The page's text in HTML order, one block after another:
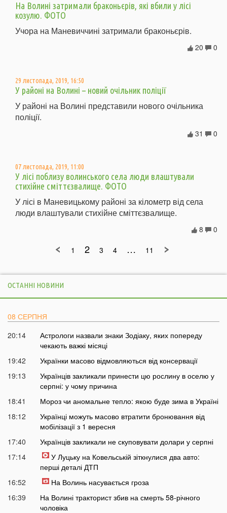
На Волині затримали браконьєрів, які вбили у лісі
козулю. ФОТО
Учора на Маневиччині затримали браконьєрів.
0
20
29 листопада, 2019, 16:50
У районі на Волині – новий очільник поліції
У районі на Волині представили нового очільника
поліції.
0
31
07 листопада, 2019, 11:00
У лісі поблизу волинського села люди влаштували
стихійне сміттєзвалище. ФОТО
У лісі в Маневицькому районі за кілометр від села
люди влаштували стихійне сміттєзвалище.
0
8
1 2 3 4 … 11
ОСТАННІ НОВИНИ
08 СЕРПНЯ
20:14
Астрологи назвали знаки Зодіаку, яких попереду
чекають важкі місяці
19:42
Українки масово відмовляються від консервації
19:13
Українців закликали принести цю рослину в оселю у
серпні: у чому причина
18:41
Мороз чи аномальне тепло: якою буде зима в Україні
18:12
Українці можуть масово втратити бронювання від
мобілізації з 1 вересня
17:40
Українців закликали не скуповувати долари у серпні
17:14
У Луцьку на Ковельській зіткнулися два авто:
перші деталі ДТП
16:52
На Волинь насувається гроза
16:39
На Волині тракторист збив на смерть 58-річного
чоловіка